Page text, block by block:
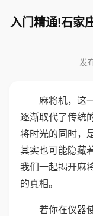
入门精通!石家
发
麻将机，这
逐渐取代了传统
将时光的同时，
其实也可能隐藏
我们一起揭开麻
的真相。
若你在仪器